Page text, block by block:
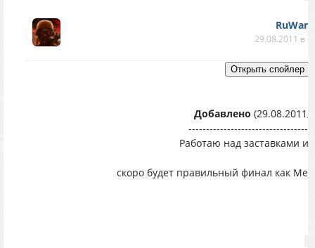
RuWar
29.08.2011 в
Добавлено (29.08.2011,
Работаю над заставками
скоро будет правильный финал как